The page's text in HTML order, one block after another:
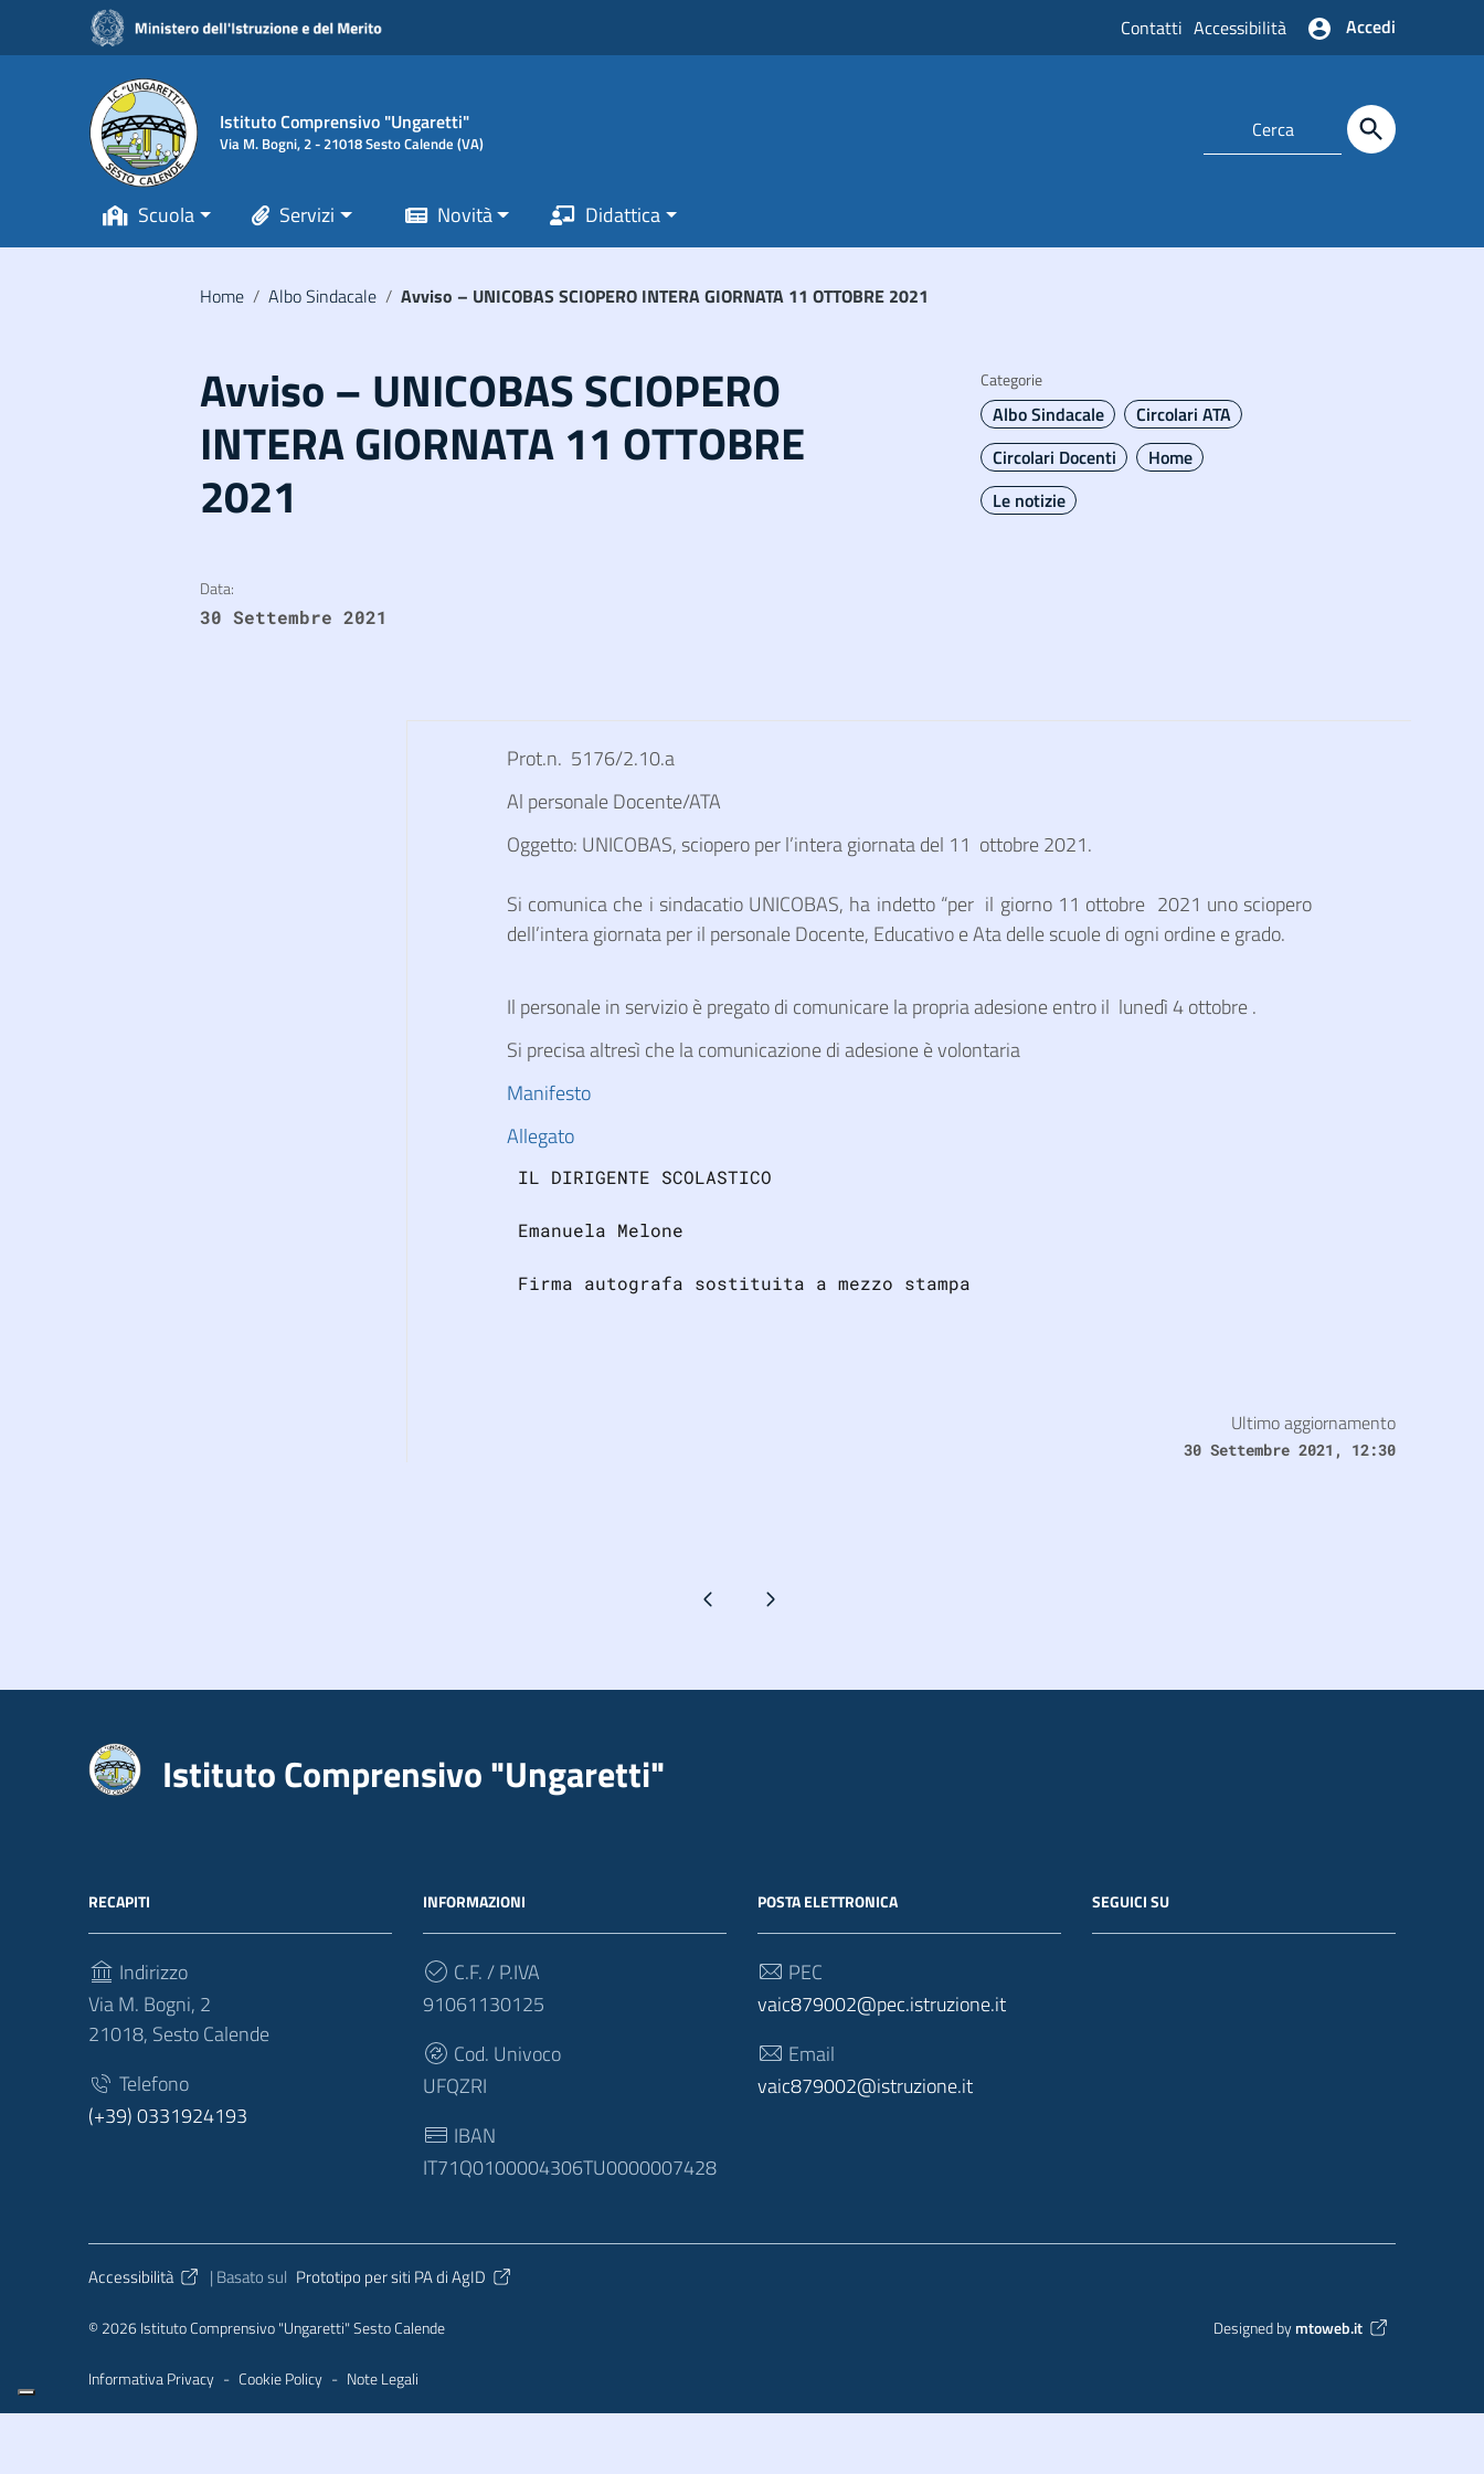
Vai ai contenuti
Vai al menu di navigazione
Vai al footer
Contatti Accessibilità Accedi
Istituto Comprensivo "Ungaretti"
Via M. Bogni, 2 - 21018 Sesto Calende (VA)
Scuola Servizi Novità Didattica
Home / Albo Sindacale / Avviso – UNICOBAS SCIOPERO INTERA GIORNATA 11 OTTOBRE 2021
Avviso – UNICOBAS SCIOPERO
INTERA GIORNATA 11 OTTOBRE
2021
Categorie
Albo Sindacale
Circolari ATA
Circolari Docenti
Home
Le notizie
Data:
30 Settembre 2021
Prot.n. 5176/2.10.a
Al personale Docente/ATA
Oggetto: UNICOBAS, sciopero per l’intera giornata del 11 ottobre 2021.
Si comunica che i sindacatio UNICOBAS, ha indetto “per il giorno 11 ottobre 2021 uno sciopero
dell’intera giornata per il personale Docente, Educativo e Ata delle scuole di ogni ordine e grado.
Il personale in servizio è pregato di comunicare la propria adesione entro il lunedì 4 ottobre .
Si precisa altresì che la comunicazione di adesione è volontaria
Manifesto
Allegato
IL DIRIGENTE SCOLASTICO
Emanuela Melone
Firma autografa sostituita a mezzo stampa
Ultimo aggiornamento
30 Settembre 2021, 12:30
Pagina precedentePagina successiva
Istituto Comprensivo "Ungaretti"
RECAPITI
Indirizzo
Via M. Bogni, 2
21018, Sesto Calende
Telefono
(+39) 0331924193
INFORMAZIONI
C.F. / P.IVA
91061130125
Cod. Univoco
UFQZRI
IBAN
IT71Q0100004306TU0000007428
POSTA ELETTRONICA
PEC
vaic879002@pec.istruzione.it
Email
vaic879002@istruzione.it
SEGUICI SU
Sezione Link Utili
Accessibilità | Basato sul Prototipo per siti PA di AgID
© 2026 Istituto Comprensivo "Ungaretti" Sesto Calende
Informativa Privacy - Cookie Policy - Note Legali
Designed by mtoweb.it